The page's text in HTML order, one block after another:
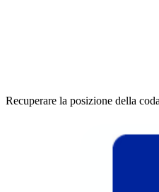
Recuperare la posizione della